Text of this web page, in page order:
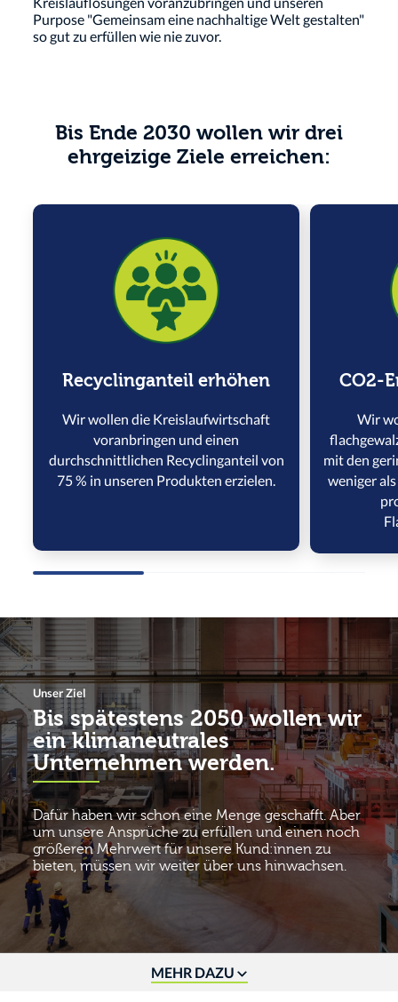
Purpose "Gemeinsam eine nachhaltige Welt gestalten"
so gut zu erfüllen wie nie zuvor.
Bis Ende 2030 wollen wir drei
ehrgeizige Ziele erreichen:
Recyclinganteil erhöhen
Wir wollen die Kreislaufwirtschaft
voranbringen und einen
durchschnittlichen Recyclinganteil von
75 % in unseren Produkten erzielen.
CO2-
Wir
mit den
weniger
Unser Ziel
Bis spätestens 2050 wollen wir
ein klimaneutrales
Unternehmen werden.
Dafür haben wir schon eine Menge geschafft. Aber
um unsere Ansprüche zu erfüllen und einen noch
größeren Mehrwert für unsere Kund:innen zu
bieten, müssen wir weiter über uns hinwachsen.
Der nächste, entscheidende Schritt auf unserem Weg
MEHR DAZU